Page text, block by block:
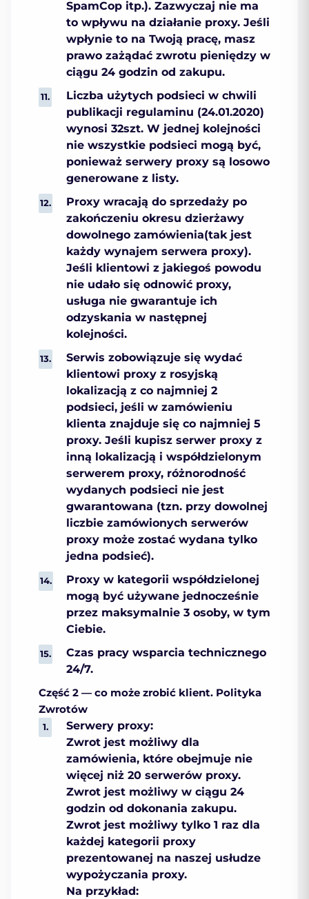
SpamCop itp.). Zazwyczaj nie ma
to wpływu na działanie proxy. Jeśli
wpłynie to na Twoją pracę, masz
prawo zażądać zwrotu pieniędzy w
ciągu 24 godzin od zakupu.
Liczba użytych podsieci w chwili
publikacji regulaminu (24.01.2020)
wynosi 32szt. W jednej kolejności
nie wszystkie podsieci mogą być,
ponieważ serwery proxy są losowo
generowane z listy.
Proxy wracają do sprzedaży po
zakończeniu okresu dzierżawy
dowolnego zamówienia(tak jest
każdy wynajem serwera proxy).
Jeśli klientowi z jakiegoś powodu
nie udało się odnowić proxy,
usługa nie gwarantuje ich
odzyskania w następnej
kolejności.
Serwis zobowiązuje się wydać
klientowi proxy z rosyjską
lokalizacją z co najmniej 2
podsieci, jeśli w zamówieniu
klienta znajduje się co najmniej 5
proxy. Jeśli kupisz serwer proxy z
inną lokalizacją i współdzielonym
serwerem proxy, różnorodność
wydanych podsieci nie jest
gwarantowana (tzn. przy dowolnej
liczbie zamówionych serwerów
proxy może zostać wydana tylko
jedna podsieć).
Proxy w kategorii współdzielonej
mogą być używane jednocześnie
przez maksymalnie 3 osoby, w tym
Ciebie.
Czas pracy wsparcia technicznego
24/7.
Część 2 — co może zrobić klient. Polityka
Zwrotów
Serwery proxy:
Zwrot jest możliwy dla
zamówienia, które obejmuje nie
więcej niż 20 serwerów proxy.
Zwrot jest możliwy w ciągu 24
godzin od dokonania zakupu.
Zwrot jest możliwy tylko 1 raz dla
każdej kategorii proxy
prezentowanej na naszej usłudze
wypożyczania proxy.
Na przykład: